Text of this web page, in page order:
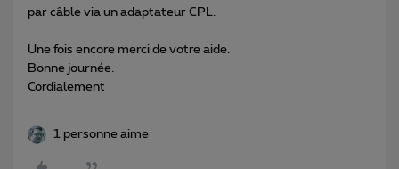
par câble via un adaptateur CPL.
Une fois encore merci de votre aide.
Bonne journée.
Cordialement
1 personne aime